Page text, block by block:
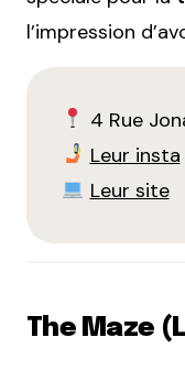
l’impression
4 Rue
Leur insta
Leur site
The Maze